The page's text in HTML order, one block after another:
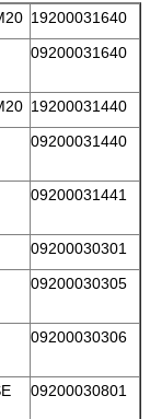
19200031640
09200031640
19200031440
09200031440
09200031441
09200030301
09200030305
09200030306
09200030801